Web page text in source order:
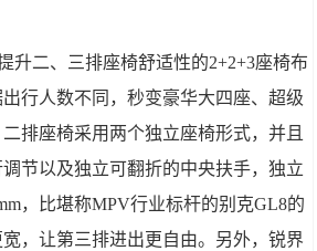
升二、三排座椅舒适性的2+2+3座椅布
行人数不同，秒变豪华大四座、超级
排座椅采用两个独立座椅形式，并且
节以及独立可翻折的中央扶手，独立
，比堪称MPV行业标杆的别克GL8的
宽，让第三排进出更自由。另外，锐界